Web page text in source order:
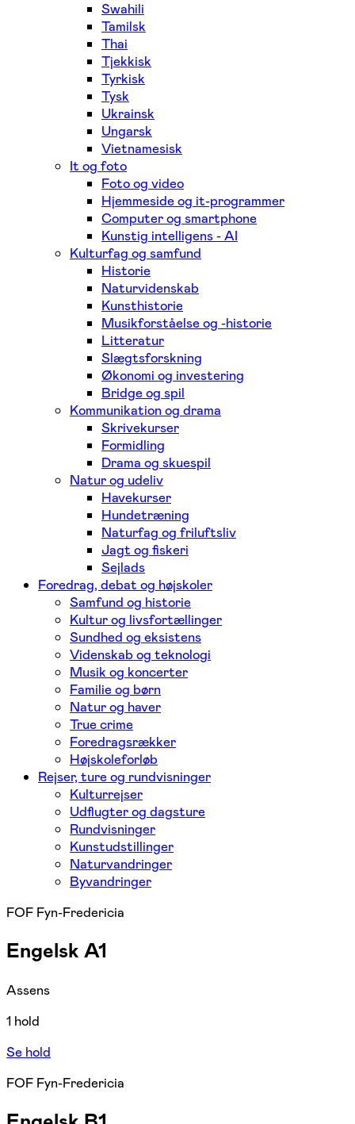
Swahili
Tamilsk
Thai
Tjekkisk
Tyrkisk
Tysk
Ukrainsk
Ungarsk
Vietnamesisk
It og foto
Foto og video
Hjemmeside og it-programmer
Computer og smartphone
Kunstig intelligens - AI
Kulturfag og samfund
Historie
Naturvidenskab
Kunsthistorie
Musikforståelse og -historie
Litteratur
Slægtsforskning
Økonomi og investering
Bridge og spil
Kommunikation og drama
Skrivekurser
Formidling
Drama og skuespil
Natur og udeliv
Havekurser
Hundetræning
Naturfag og friluftsliv
Jagt og fiskeri
Sejlads
Foredrag, debat og højskoler
Samfund og historie
Kultur og livsfortællinger
Sundhed og eksistens
Videnskab og teknologi
Musik og koncerter
Familie og børn
Natur og haver
True crime
Foredragsrækker
Højskoleforløb
Rejser, ture og rundvisninger
Kulturrejser
Udflugter og dagsture
Rundvisninger
Kunstudstillinger
Naturvandringer
Byvandringer
FOF Fyn-Fredericia
Engelsk A1
Assens
1 hold
Se hold
FOF Fyn-Fredericia